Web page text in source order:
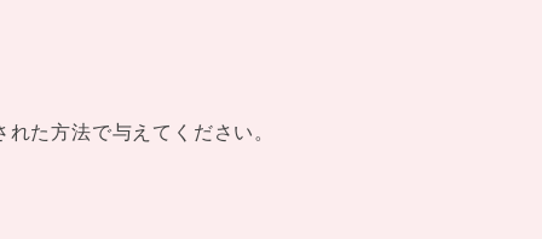
た方法で与えてください。